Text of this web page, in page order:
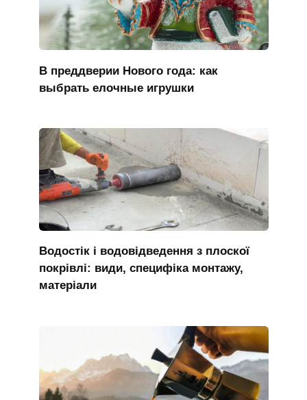
В преддверии Нового года: как
выбрать елочные игрушки
Водостік і водовідведення з плоскої
покрівлі: види, специфіка монтажу,
матеріали